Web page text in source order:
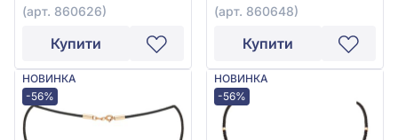
(арт. 860626)
Купити
(арт. 860648)
Купити
НОВИНКА
-56%
НОВИНКА
-56%